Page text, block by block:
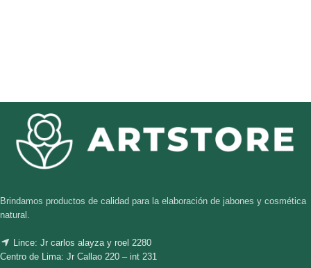
Brindamos productos de calidad para la elaboración de jabones y cosmética
natural.
Lince: Jr carlos alayza y roel 2280
Centro de Lima: Jr Callao 220 – int 231